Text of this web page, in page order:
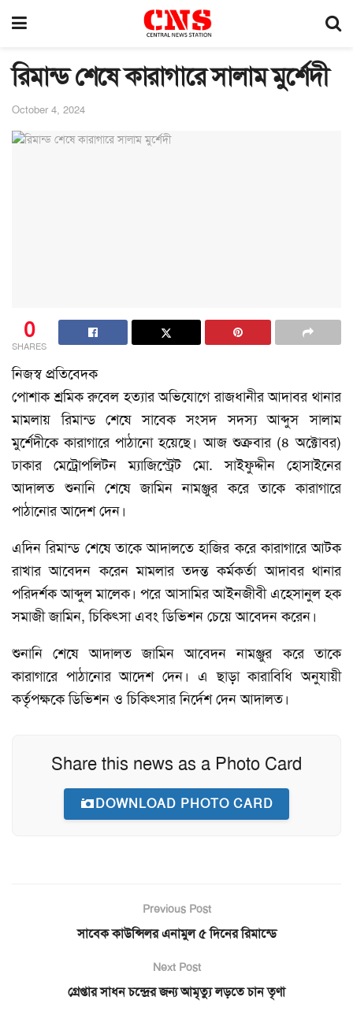
রিমান্ড শেষে কারাগারে সালাম মুর্শেদী
October 4, 2024
0
SHARES
নিজস্ব প্রতিবেদক
পোশাক শ্রমিক রুবেল হত্যার অভিযোগে রাজধানীর আদাবর থানার
মামলায় রিমান্ড শেষে সাবেক সংসদ সদস্য আব্দুস সালাম
মুর্শেদীকে কারাগারে পাঠানো হয়েছে। আজ শুক্রবার (৪ অক্টোবর)
ঢাকার মেট্রোপলিটন ম্যাজিস্ট্রেট মো. সাইফুদ্দীন হোসাইনের
আদালত শুনানি শেষে জামিন নামঞ্জুর করে তাকে কারাগারে
পাঠানোর আদেশ দেন।
এদিন রিমান্ড শেষে তাকে আদালতে হাজির করে কারাগারে আটক
রাখার আবেদন করেন মামলার তদন্ত কর্মকর্তা আদাবর থানার
পরিদর্শক আব্দুল মালেক। পরে আসামির আইনজীবী এহেসানুল হক
সমাজী জামিন, চিকিৎসা এবং ডিভিশন চেয়ে আবেদন করেন।
শুনানি শেষে আদালত জামিন আবেদন নামঞ্জুর করে তাকে
কারাগারে পাঠানোর আদেশ দেন। এ ছাড়া কারাবিধি অনুযায়ী
কর্তৃপক্ষকে ডিভিশন ও চিকিৎসার নির্দেশ দেন আদালত।
Share this news as a Photo Card
DOWNLOAD PHOTO CARD
Previous Post
সাবেক কাউন্সিলর এনামুল ৫ দিনের রিমান্ডে
Next Post
গ্রেপ্তার সাধন চন্দ্রের জন্য আমৃত্যু লড়তে চান তৃণা